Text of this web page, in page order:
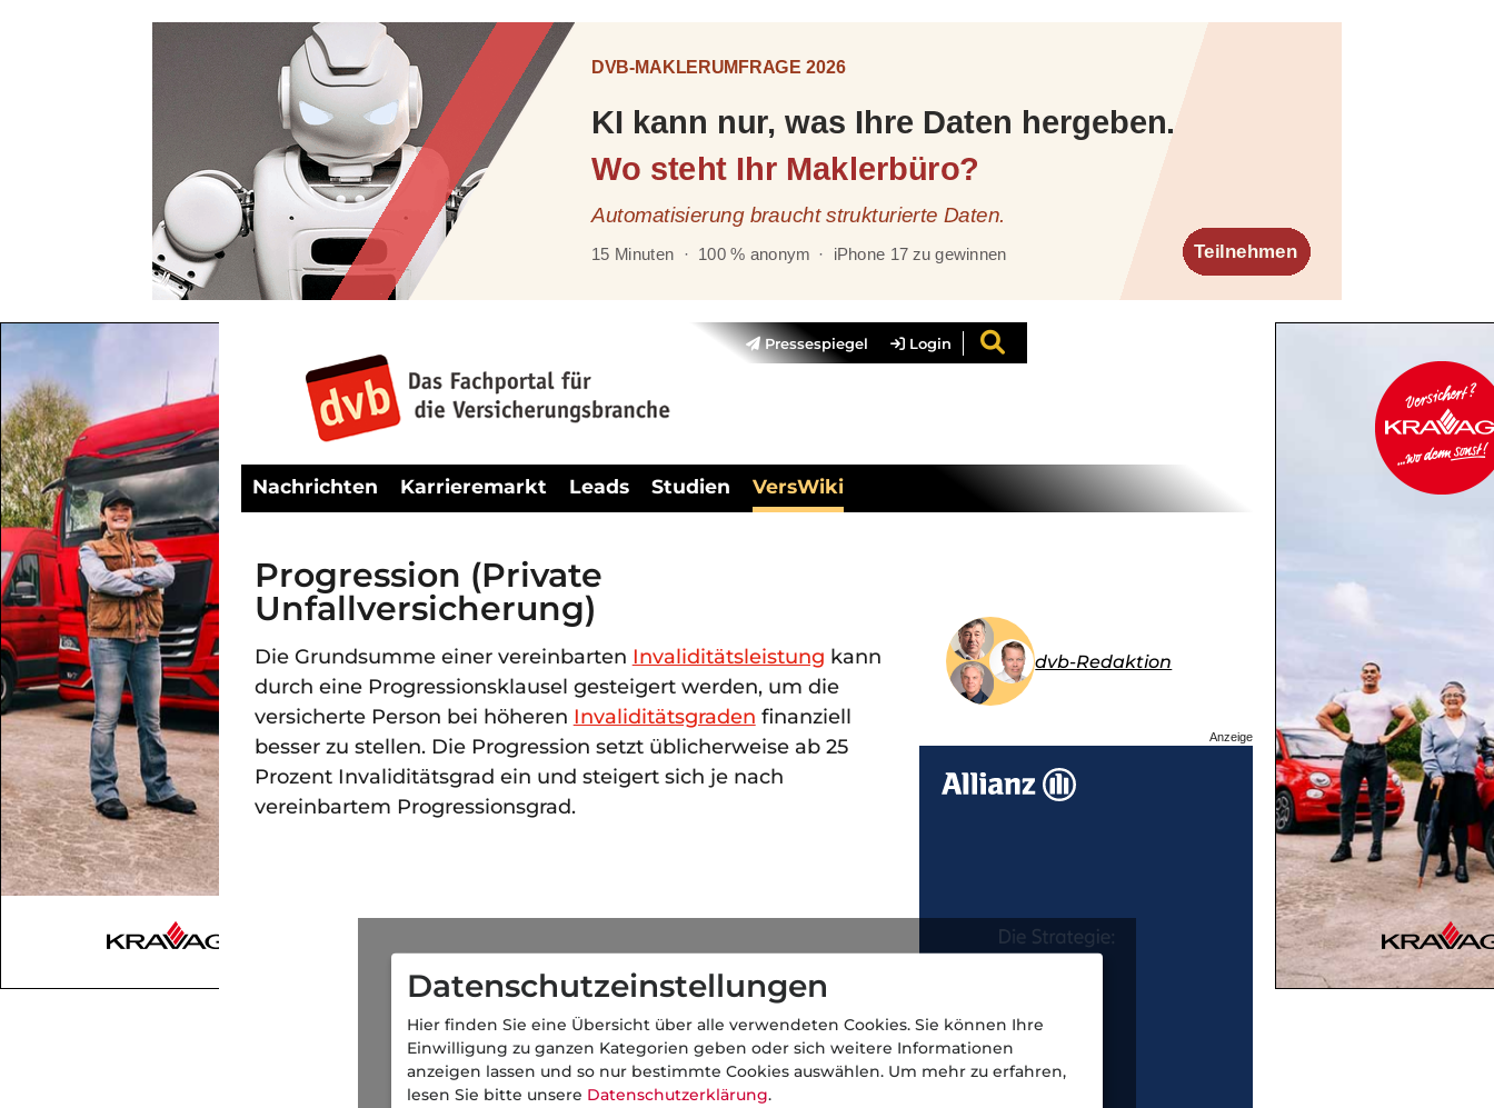
Pressespiegel Login
Nachrichten Karrieremarkt Leads Studien VersWiki
Progression (Private
Unfallversicherung)
Die Grundsumme einer vereinbarten Invaliditätsleistung kann
durch eine Progressionsklausel gesteigert werden, um die
versicherte Person bei höheren Invaliditätsgraden finanziell
besser zu stellen. Die Progression setzt üblicherweise ab 25
Prozent Invaliditätsgrad ein und steigert sich je nach
vereinbartem Progressionsgrad.
dvb-Redaktion
Anzeige
Datenschutzeinstellungen
Hier finden Sie eine Übersicht über alle verwendeten Cookies. Sie können Ihre
Einwilligung zu ganzen Kategorien geben oder sich weitere Informationen
anzeigen lassen und so nur bestimmte Cookies auswählen. Um mehr zu erfahren,
lesen Sie bitte unsere Datenschutzerklärung.